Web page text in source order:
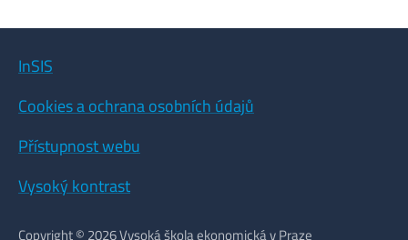
InSIS
Cookies a ochrana osobních údajů
Přístupnost webu
Vysoký kontrast
Copyright © 2026 Vysoká škola ekonomická v Praze